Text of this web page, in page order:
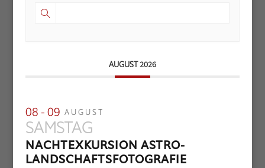
AUGUST 2026
08 - 09 AUGUST
SAMSTAG
NACHTEXKURSION ASTRO-
LANDSCHAFTSFOTOGRAFIE